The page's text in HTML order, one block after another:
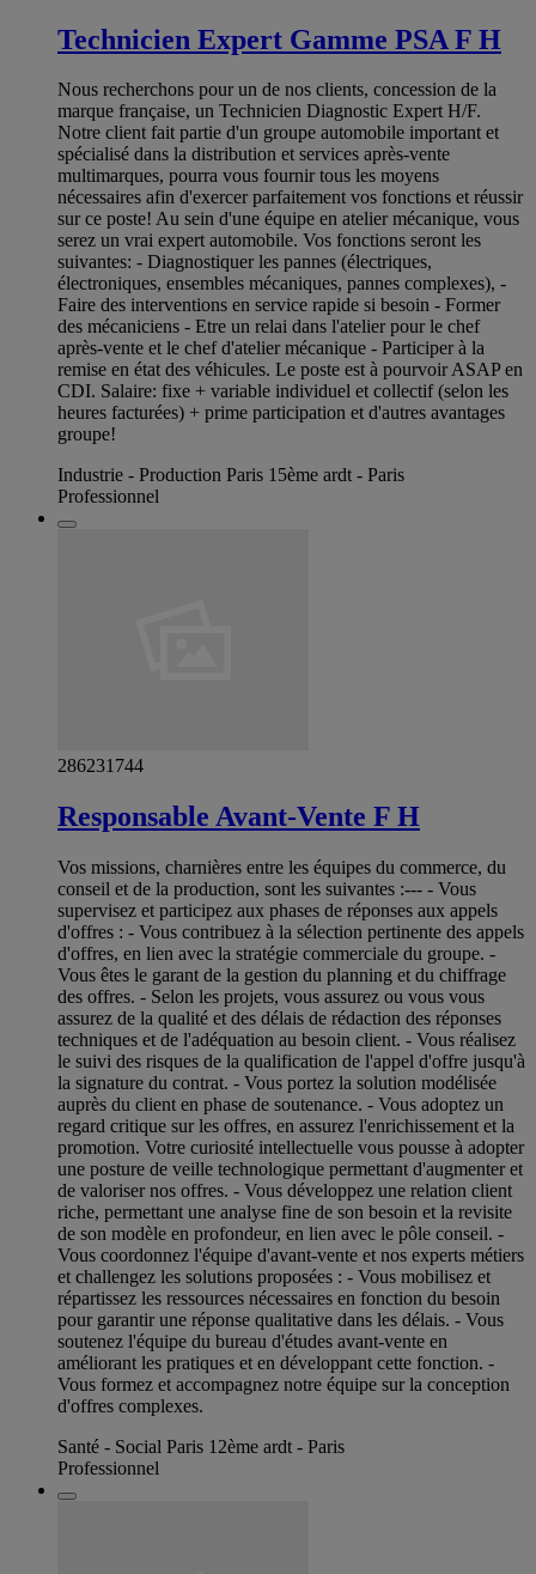
Technicien Expert Gamme PSA F H
Nous recherchons pour un de nos clients, concession de la
marque française, un Technicien Diagnostic Expert H/F.
Notre client fait partie d'un groupe automobile important et
spécialisé dans la distribution et services après-vente
multimarques, pourra vous fournir tous les moyens
nécessaires afin d'exercer parfaitement vos fonctions et réussir
sur ce poste! Au sein d'une équipe en atelier mécanique, vous
serez un vrai expert automobile. Vos fonctions seront les
suivantes: - Diagnostiquer les pannes (électriques,
électroniques, ensembles mécaniques, pannes complexes), -
Faire des interventions en service rapide si besoin - Former
des mécaniciens - Etre un relai dans l'atelier pour le chef
après-vente et le chef d'atelier mécanique - Participer à la
remise en état des véhicules. Le poste est à pourvoir ASAP en
CDI. Salaire: fixe + variable individuel et collectif (selon les
heures facturées) + prime participation et d'autres avantages
groupe!
Industrie - Production Paris 15ème ardt - Paris
Professionnel
286231744
Responsable Avant-Vente F H
Vos missions, charnières entre les équipes du commerce, du
conseil et de la production, sont les suivantes :--- - Vous
supervisez et participez aux phases de réponses aux appels
d'offres : - Vous contribuez à la sélection pertinente des appels
d'offres, en lien avec la stratégie commerciale du groupe. -
Vous êtes le garant de la gestion du planning et du chiffrage
des offres. - Selon les projets, vous assurez ou vous vous
assurez de la qualité et des délais de rédaction des réponses
techniques et de l'adéquation au besoin client. - Vous réalisez
le suivi des risques de la qualification de l'appel d'offre jusqu'à
la signature du contrat. - Vous portez la solution modélisée
auprès du client en phase de soutenance. - Vous adoptez un
regard critique sur les offres, en assurez l'enrichissement et la
promotion. Votre curiosité intellectuelle vous pousse à adopter
une posture de veille technologique permettant d'augmenter et
de valoriser nos offres. - Vous développez une relation client
riche, permettant une analyse fine de son besoin et la revisite
de son modèle en profondeur, en lien avec le pôle conseil. -
Vous coordonnez l'équipe d'avant-vente et nos experts métiers
et challengez les solutions proposées : - Vous mobilisez et
répartissez les ressources nécessaires en fonction du besoin
pour garantir une réponse qualitative dans les délais. - Vous
soutenez l'équipe du bureau d'études avant-vente en
améliorant les pratiques et en développant cette fonction. -
Vous formez et accompagnez notre équipe sur la conception
d'offres complexes.
Santé - Social Paris 12ème ardt - Paris
Professionnel